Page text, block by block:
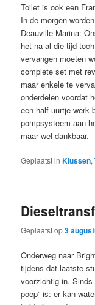
Toilet is ook een
In de morgen
Deauville Marina:
het na al die tijd
vervangen moeten
complete set met
maar enkele te
onderdelen voordat
een half uurtje werk
pompsysteem aan
maar wel dankbaar.
Geplaatst in Klussen,
Geplaatst op3
Onderweg naar
tijdens dat laatste
voorzichtig in. Sinds
poep” is: er kan